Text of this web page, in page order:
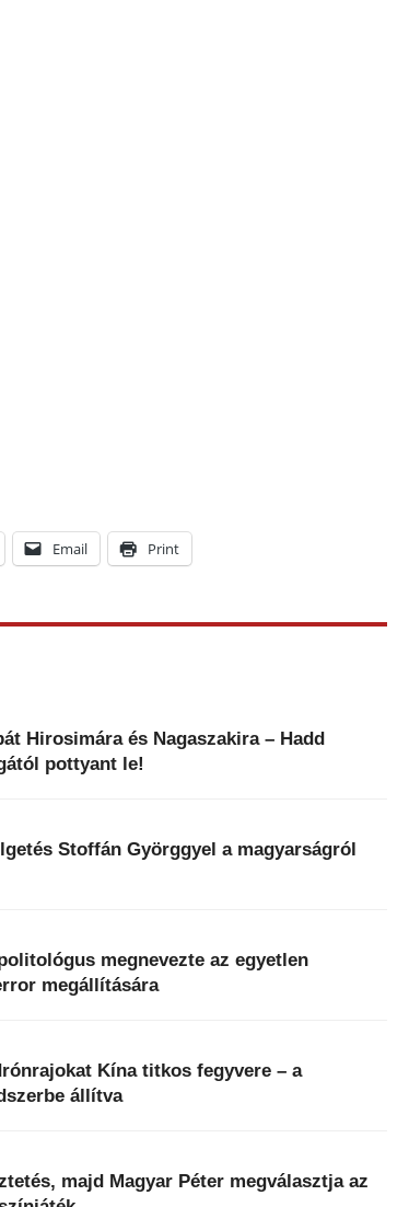
Email Print
Hirosimára és Nagaszakira – Hadd
pottyant le!
Stoffán Györggyel a magyarságról
megnevezte az egyetlen
megállítására
Kína titkos fegyvere – a
állítva
majd Magyar Péter megválasztja az